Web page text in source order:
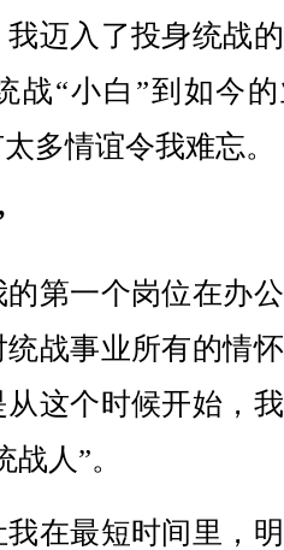
迈入了投身统战
战“小白”到如今
多情谊令我难忘。
第一个岗位在办
战事业所有的情
这个时候开始，
人”。
在最短时间里，